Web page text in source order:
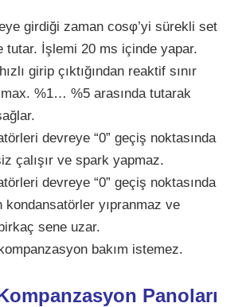
girdiği zaman cosφ’yi sürekli set
tutar. İşlemi 20 ms içinde yapar.
girip çıktığından reaktif sınır
%1… %5 arasında tutarak
devreye “0” geçiş noktasında
çalışır ve spark yapmaz.
devreye “0” geçiş noktasında
kondansatörler yıpranmaz ve
sene uzar.
bakım istemez.
Panoları